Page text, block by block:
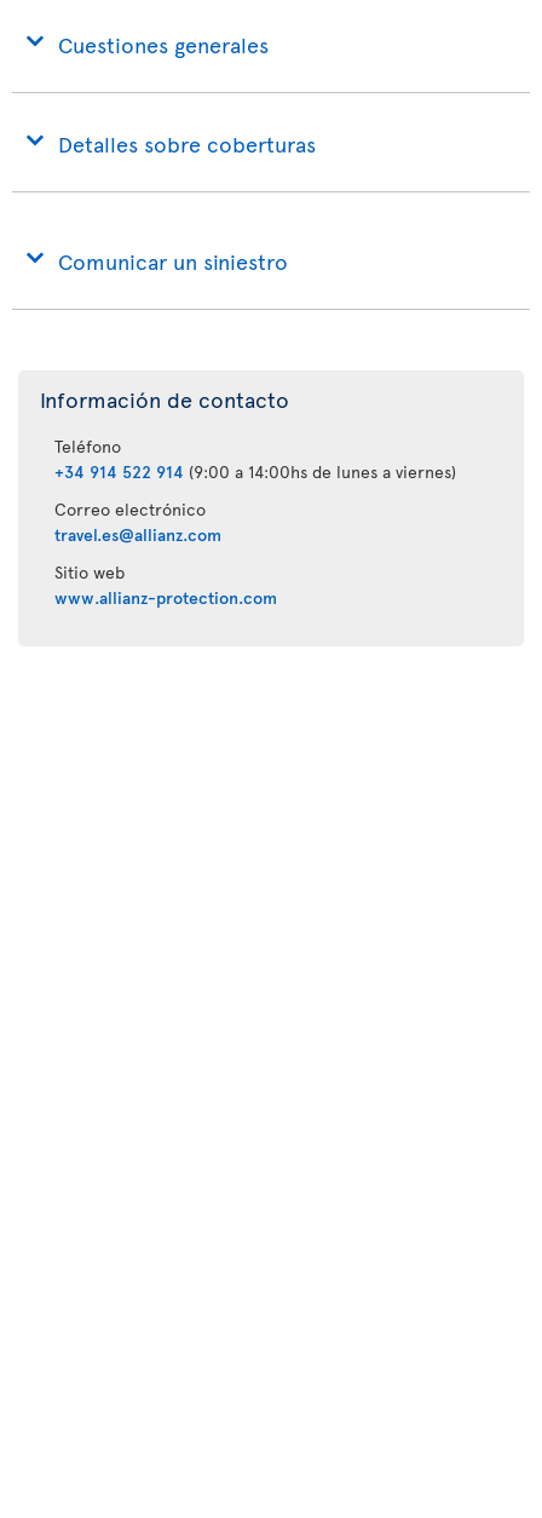
Cuestiones generales
Detalles sobre coberturas
Comunicar un siniestro
Información de contacto
Teléfono
+34 914 522 914 (9:00 a 14:00hs de lunes a viernes)
Correo electrónico
travel.es@allianz.com
Sitio web
www.allianz-protection.com